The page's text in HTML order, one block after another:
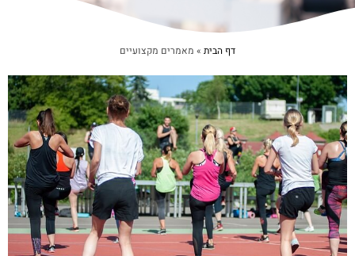
דף הבית» מאמרים מקצועיים